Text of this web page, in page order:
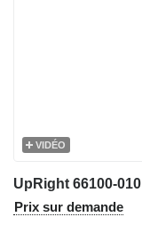
VIDÉO
UpRight 66100-010
Prix sur demande